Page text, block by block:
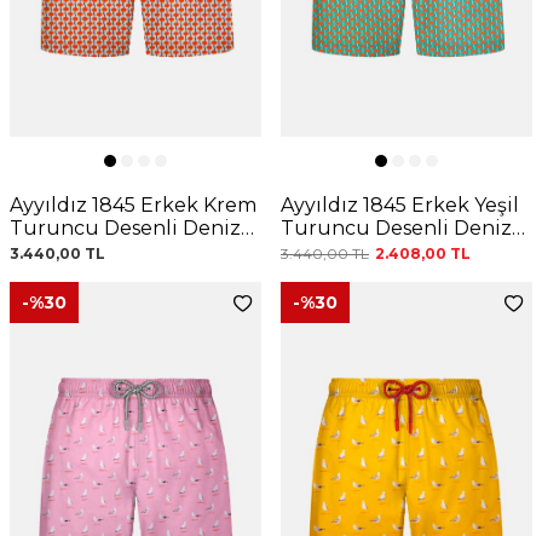
Ayyıldız 1845 Erkek Krem
Turuncu Desenli Deniz
Şortu
3.440,00 TL
Ayyıldız 1845 Erkek Yeşil
Turuncu Desenli Deniz
Şortu
3.440,00TL 2.408,00 TL
-%30 -%30